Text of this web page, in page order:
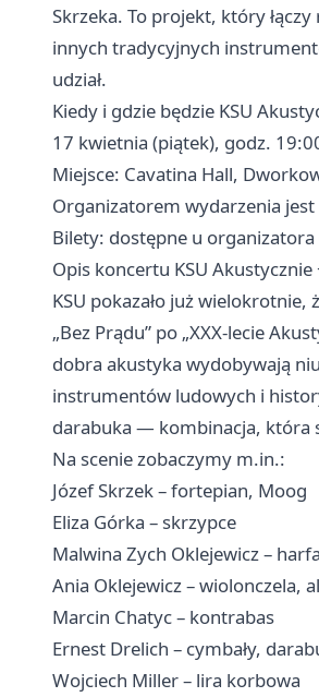
Skrzeka. To projekt, który
innych tradycyjnych
udział.
Kiedy i gdzie będzie KSU
17 kwietnia (piątek), godz.
Miejsce: Cavatina Hall,
Organizatorem wydarzenia
Bilety: dostępne u
Opis koncertu KSU Akustycznie
KSU pokazało już
„Bez Prądu” po „XXX-lecie
dobra akustyka wydobywają
instrumentów ludowych i
darabuka — kombinacja, która
Na scenie zobaczymy m.in.:
Józef Skrzek – fortepian, Moog
Eliza Górka – skrzypce
Malwina Zych Oklejewicz –
Ania Oklejewicz – wiolonczela,
Marcin Chatyc – kontrabas
Ernest Drelich – cymbały,
Wojciech Miller – lira korbowa